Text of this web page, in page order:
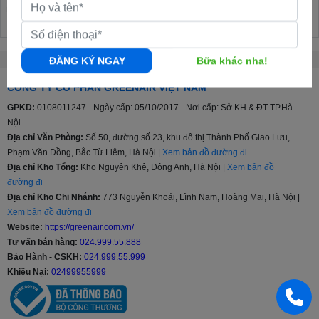
CÔNG TY CỔ PHẦN GREENAIR VIỆT NAM
GPKD: 0108011247 - Ngày cấp: 05/10/2017 - Nơi cấp: Sở KH & ĐT TP.Hà
Nội
Địa chỉ Văn Phòng: Số 50, đường số 23, khu đô thị Thành Phố Giao Lưu,
Phạm Văn Đồng, Bắc Từ Liêm, Hà Nội | Xem bản đồ đường đi
Địa chỉ Kho Tổng: Kho Nguyên Khê, Đông Anh, Hà Nội | Xem bản đồ
đường đi
Địa chỉ Kho Chi Nhánh: 773 Nguyễn Khoái, Lĩnh Nam, Hoàng Mai, Hà Nội |
Xem bản đồ đường đi
Website: https://greenair.com.vn/
Tư vấn bán hàng: 024.999.55.888
Bảo Hành - CSKH: 024.999.55.999
Khiếu Nại: 02499955999
ĐĂNG KÝ NGAY Bữa khác nha!